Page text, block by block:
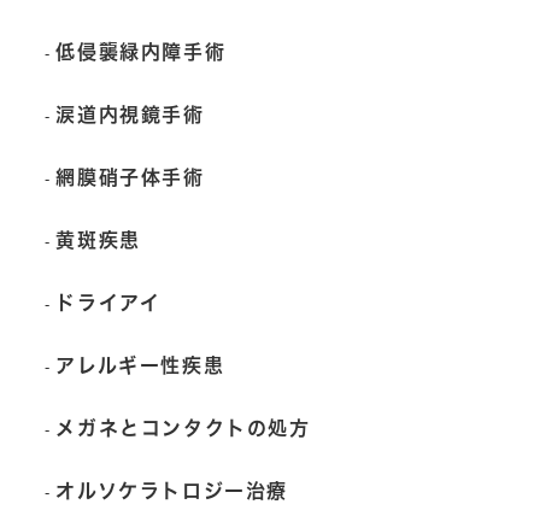
低侵襲緑内障手術
涙道内視鏡手術
網膜硝子体手術
黄斑疾患
ドライアイ
アレルギー性疾患
メガネとコンタクトの処方
オルソケラトロジー治療